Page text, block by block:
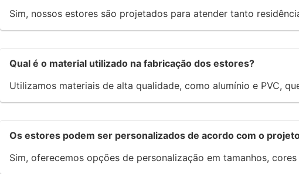
Sim, nossos estores são projetados para atender tanto
Qual é o material utilizado na fabricação dos estores?
Utilizamos materiais de alta qualidade, como alumínio e PVC,
Os estores podem ser personalizados de acordo com o
Sim, oferecemos opções de personalização em tamanhos,